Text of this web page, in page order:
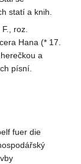
statí a knih.
roz.
Hana (* 17.
a
písní.
fuer die